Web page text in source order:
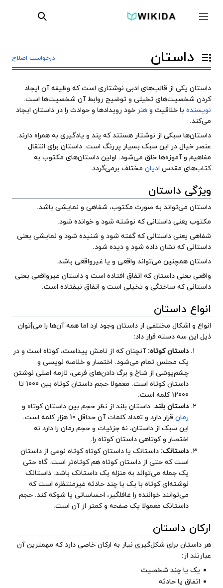
جمع و باز کردن نوار کناری جستجو
درخواست اصلاح تغییر وضعیت فهرست محتویات داستان
داستان یکی از قالب‌های ادبی نوشتاری است که وظیفهآن ایجاد
کردن شخصیت‌های تخیلی و توضیح روابط آن شخصیت‌ها است.
نویسنده با خلاقیت و هنر خود رویدادها و حوادث را در داستان ایجاد
می‌کند.
داستان‌ها سبکی از نوشتار هستند که پند و یادگیری به همراه دارند.
عنصر خیال در این سبک بسیار پررنگ است. داستان برای انتقال
مفاهیم و آموزه‌ها خلق می‌شود. اولین داستان‌های مکتوب به
کتاب‌های مقدس ادیان مختلف برمی‌گردد.
ویژگی داستان
داستان می‌تواند به‌ صورت مکتوب، شفاهی و نمایشی باشد.
مکتوب یعنی داستانی که نوشته شود و خوانده شود.
شفاهی یعنی داستانی که گفته شود و شنیده شود و نمایشی یعنی
داستانی که نشان داده شود و دیده شود.
داستان همچنین می‌تواند واقعی و یا غیرواقعی باشد.
واقعی یعنی داستان که اتفاق افتاده است و داستان غیرواقعی یعنی
داستانی که ساختگی و تخیلی است و اتفاق نیفتاده است.
انواع داستان
انواع و اشکال مختلفی از داستان وجود ارد اما همه آن‌ها را می|‌توان
ذیل این سه دسته قرار داد:
داستان کوتاه: آنچنان که از نامش پیداست، کوتاه است و در
یک مجلس تمام می‌شود. اختصار و خلاصه نویسی و
چشم‌پوشی از شاخ و برگ دادن‌های فرعی، لازمه اصلی نوشتن
داستان کوتاه است. معمولا حجم
داستان کوتاه بین 1000 تا
12000 کلمهاست.
داستان بلند: داستان بلند از نظر حجم بین داستان کوتاه و
رمان
قرار دارد و تعداد کلمات آن حداقل 10 هزار کلمه است.
این سبک از داستان، نه جزئیات و حجم رمان را دارد نه
اختصار و کوتاهی داستان کوتاه را.
داستانک: داستانک یا داستان کوتاهِ کوتاه نوعی از داستان
است که حتی از داستان کوتاه هم کوتاه‌تر است. گاه حتی
یک جملهمی‌تواند به منزله یک داستانک باشد. داستانک
نوشته‌ای کوتاه با یک یا چند حادثه غیرمنتظرهاست که
می‌توانند خواننده را غافلگیر، احساساتییا شوکهکند. حجم
داستانک معمولا یک صفحه و کمتر از آن است.
ارکان داستان
هر داستان برای شکل‌گیری نیاز به ارکان خاصی دارد که مهمترین آن
عبارتند از:
یک یا چندشخصیت
اتفاق یاحادثه